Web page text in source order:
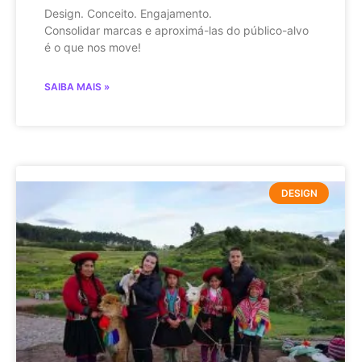
Design. Conceito. Engajamento.
Consolidar marcas e aproximá-las do público-alvo
é o que nos move!
SAIBA MAIS »
DESIGN